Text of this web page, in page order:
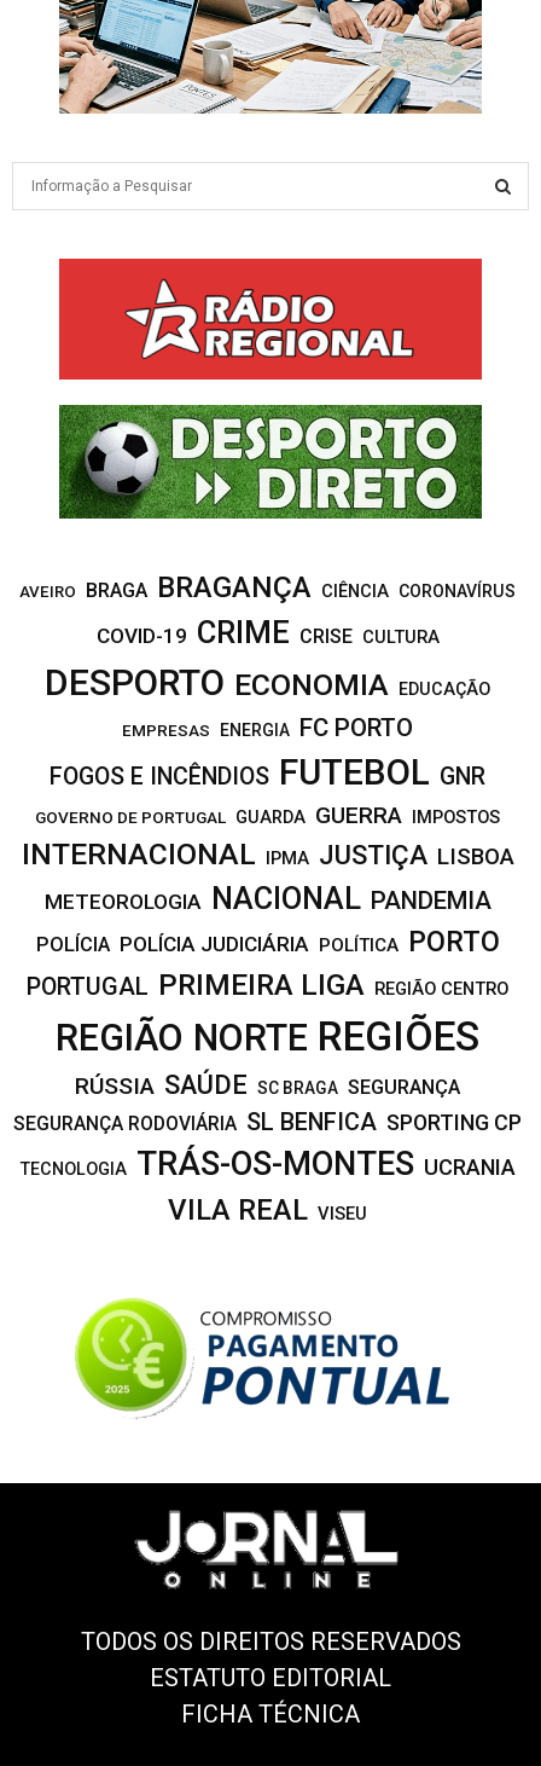
AVEIRO BRAGA BRAGANÇA CIÊNCIA CORONAVÍRUS
COVID-19 CRIME CRISE CULTURA
DESPORTO ECONOMIA EDUCAÇÃO
EMPRESAS ENERGIA FC PORTO
FOGOS E INCÊNDIOS FUTEBOL GNR
GOVERNO DE PORTUGAL GUARDA GUERRA IMPOSTOS
INTERNACIONAL IPMA JUSTIÇA LISBOA
METEOROLOGIA NACIONAL PANDEMIA
POLÍCIA POLÍCIA JUDICIÁRIA POLÍTICA PORTO
PORTUGAL PRIMEIRA LIGA REGIÃO CENTRO
REGIÃO NORTE REGIÕES
RÚSSIA SAÚDE SC BRAGA SEGURANÇA
SEGURANÇA RODOVIÁRIA SL BENFICA SPORTING CP
TECNOLOGIA TRÁS-OS-MONTES UCRANIA
VILA REAL VISEU
TODOS OS DIREITOS RESERVADOS
ESTATUTO EDITORIAL
FICHA TÉCNICA